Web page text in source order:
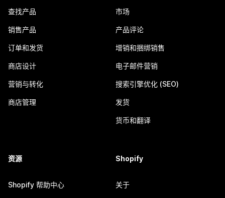
查找产品
销售产品
订单和发货
商店设计
营销与转化
商店管理
市场
产品评论
增销和捆绑销售
电子邮件营销
搜索引擎优化 (SEO)
发货
货币和翻译
资源
Shopify 帮助中心
Shopify
关于